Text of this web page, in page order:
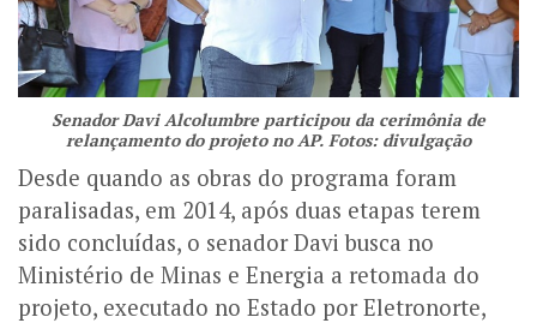
Senador Davi Alcolumbre participou da cerimônia de
relançamento do projeto no AP. Fotos: divulgação
Desde quando as obras do programa foram
paralisadas, em 2014, após duas etapas terem
sido concluídas, o senador Davi busca no
Ministério de Minas e Energia a retomada do
projeto, executado no Estado por Eletronorte,